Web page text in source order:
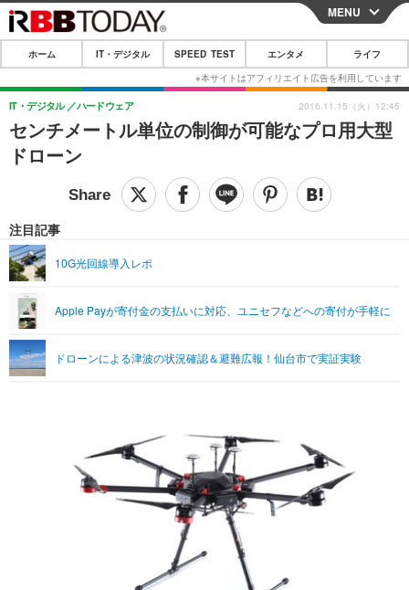
CLOSE
ホーム
IT・デジタル
IT・デジタルTOP スマートフォン
ショッピング その他
SPEED TEST
エンタメTOP 映画・ドラマ
グラビア ブログ
ショッピング その他
ライフTOP
リリース一覧
プッシュ通知の停止方法
MENU
ホーム IT・デジタル SPEED TEST エンタメ ライフ
センチメートル単位の制御が可能なプロ用大型
ドローン
IT・デジタル ハードウェア
注目記事
10G光回線導入レポ
Apple Payが寄付金の支払いに対応、ユニセフなどへの寄付が手軽に
ドローンによる津波の状況確認＆避難広報！仙台市で実証実験
2016.11.15（火）12:45